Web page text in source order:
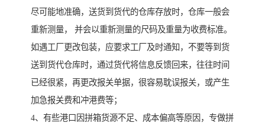
尽可能地准确，送货到货代的仓库存放时，仓库一般会
重新测量， 并会以重新测量的尺码及重量为收费标准。
如遇工厂更改包装，应要求工厂及时通知，不要等到货
送到货代仓库时，通过货代将信息反馈回来，往往时间
已经很紧，再更改报关单据，很容易耽误报关，或产生
加急报关费和冲港费等；
4、有些港口因拼箱货源不足、成本偏高等原因，专做拼